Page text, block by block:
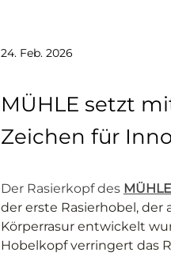
24. Feb. 2026
MÜHLE setzt
Zeichen für
Der Rasierkopf des
der erste Rasierhobel,
Körperrasur entwickelt
Hobelkopf verringert das